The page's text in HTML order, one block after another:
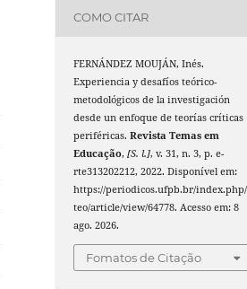
COMO CITAR
FERNÁNDEZ MOUJÁN, Inés.
Experiencia y desafíos teórico-
metodológicos de la investigación
desde un enfoque de teorías críticas
periféricas.Revista Temas em
Educação,[S. l.], v. 31, n. 3, p. e-
rte313202212, 2022. Disponível em:
https://periodicos.ufpb.br/
teo/article/view/64778. Acesso em: 8
ago. 2026.
Fomatos de Citação